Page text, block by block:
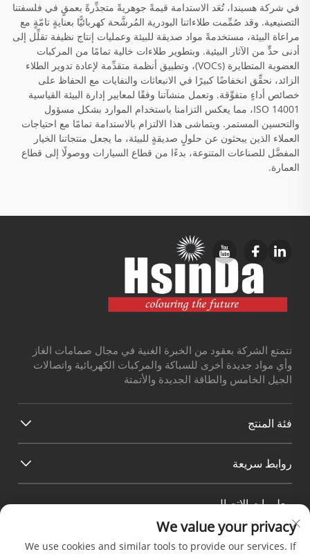
في شركة هسيندا، تُعَد الاستدامة قيمةً جوهريةً متجذِّرةً بعمقٍ في فلسفتنا
التصنيعية. وقد صُمِّمت طلاءاتنا البودرية المُرشَّحة كهربائيًّا بعنايةٍ تامّةٍ مع
مراعاة البيئة، مستخدمةً مواد صديقة للبيئة وعمليات إنتاج نظيفة تقلِّل إلى
أدنى حدٍّ من الآثار البيئية. وبتطوير طلاءات خالية تمامًا من المركبات
العضوية المتطايرة (VOCs)، وتطبيق أنظمة متقدِّمة لإعادة تدوير الطلاء
الزائد، نحقِّق انخفاضًا كبيرًا في الانبعاثات والنفايات مع الحفاظ على
خصائص أداءٍ متفوِّقة. وتعمل منشآتنا وفقًا لمعايير إدارة البيئة القياسية
ISO 14001، مما يعكس التزامنا باستخدام الموارد بشكل مسؤول
والتحسين المستمر. ويتماشى هذا الالتزام بالاستدامة تمامًا مع احتياجات
العملاء الذين يبحثون عن حلولٍ صديقةٍ للبيئة، ما يجعل منتجاتنا الخيار
المفضَّل للصناعات المتنوعة، بدءًا من قطاع السيارات ووصولًا إلى قطاع
العمارة.
تتمتع الشركة بعقود من الخبرة الغنية في مجال صمامات الغاز
وأي مواد جديدة أخرى للسباكة والمركبات الكهربائية واتصالات
الجيل الخامس والطاقة الجديدة والأتمتة
فئة المنتج
روابط سريعة
معلومات الاتصال
Office add : رقم 38 طريق هواجانغ، المنطقة الجنوبية لميناء
تشنغدو الحديث للصناعة، بيكسين تشنغدو سيتشوان الصين
We value your privacy
We use cookies and similar tools to provide our services. If